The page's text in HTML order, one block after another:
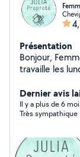
Présentation
Bonjour, Femme de ménage en auto entreprise je
travaille les
Dernier avis
Il y a plus de 6
Très sympathique